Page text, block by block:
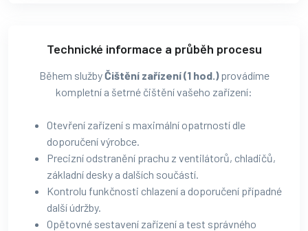
Technické informace a průběh procesu
Během službyČištění zařízení (1 hod.)provádíme
kompletní a šetrné čištění vašeho zařízení:
Otevření zařízení s maximální opatrností dle
doporučení výrobce.
Precizní odstranění prachu z ventilátorů, chladičů,
základní desky a dalších součástí.
Kontrolu funkčnosti chlazení a doporučení případné
další údržby.
Opětovné sestavení zařízení a test správného